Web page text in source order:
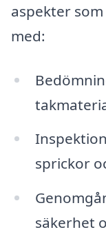
aspekter
med:
sprickor
säkerhet